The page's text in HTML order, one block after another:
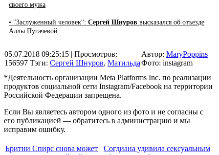
своего мужа
• "Заслуженный человек": Сергей Шнуров высказался об отъезде
Аллы Пугачевой
05.07.2018 09:25:15 | Просмотров:
156597 Тэги: Сергей Шнуров, Матильда
Автор: MaryPoppins
Фото: instagram
*Деятельность организации Meta Platforms Inc. по реализации
продуктов социальной сети Instagram/Facebook на территории
Российской Федерации запрещена.
Если Вы являетесь автором одного из фото и не согласны с
его публикацией — обратитесь в администрацию и мы
исправим ошибку.
Бритни Спирс снова может
Согдиана удивила сексуальным